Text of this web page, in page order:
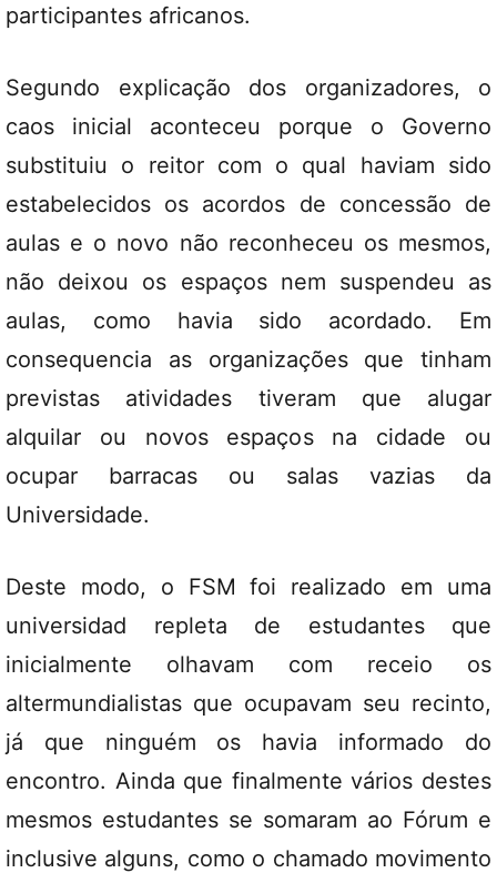
participantes africanos.
Segundo explicação dos organizadores, o
caos inicial aconteceu porque o Governo
substituiu o reitor com o qual haviam sido
estabelecidos os acordos de concessão de
aulas e o novo não reconheceu os mesmos,
não deixou os espaços nem suspendeu as
aulas, como havia sido acordado. Em
consequencia as organizações que tinham
previstas atividades tiveram que alugar
alquilar ou novos espaços na cidade ou
ocupar barracas ou salas vazias da
Universidade.
Deste modo, o FSM foi realizado em uma
universidad repleta de estudantes que
inicialmente olhavam com receio os
altermundialistas que ocupavam seu recinto,
já que ninguém os havia informado do
encontro. Ainda que finalmente vários destes
mesmos estudantes se somaram ao Fórum e
inclusive alguns, como o chamado movimento